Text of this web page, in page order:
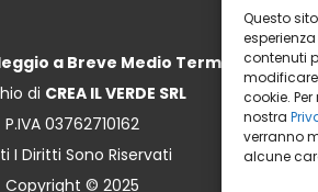
Questo
contenuti
cookie.
nostra
verranno
alcune
a Breve Medio Termine
di CREA IL VERDE SRL
P.IVA 03762710162
I Diritti Sono Riservati
Copyright © 2025